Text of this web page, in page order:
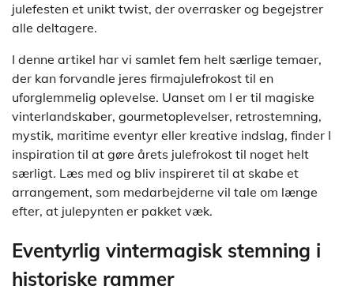
julefesten et unikt twist, der overrasker og begejstrer
alle deltagere.
I denne artikel har vi samlet fem helt særlige temaer,
der kan forvandle jeres firmajulefrokost til en
uforglemmelig oplevelse. Uanset om I er til magiske
vinterlandskaber, gourmetoplevelser, retrostemning,
mystik, maritime eventyr eller kreative indslag, finder I
inspiration til at gøre årets julefrokost til noget helt
særligt. Læs med og bliv inspireret til at skabe et
arrangement, som medarbejderne vil tale om længe
efter, at julepynten er pakket væk.
Eventyrlig vintermagisk stemning i
historiske rammer